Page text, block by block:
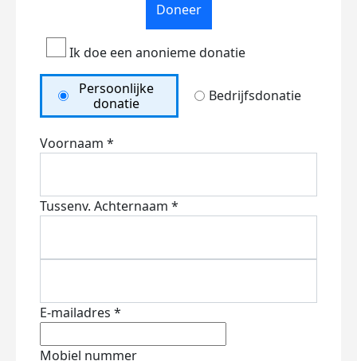
Doneer
Ik doe een anonieme donatie
Persoonlijke
donatie
Bedrijfsdonatie
Voornaam *
Tussenv. Achternaam *
E-mailadres *
Mobiel nummer